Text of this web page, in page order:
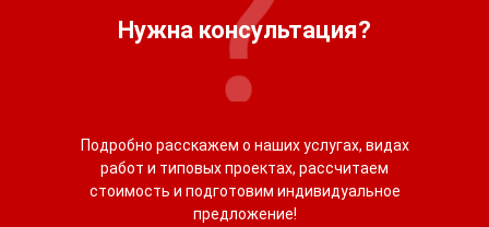
Нужна консультация?
Подробно расскажем о наших услугах, видах
работ и типовых проектах, рассчитаем
стоимость и подготовим индивидуальное
предложение!